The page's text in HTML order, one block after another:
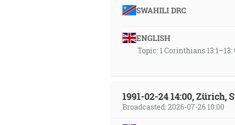
SWAHILI DRC
ENGLISH
Topic: 1 Corinthians
1991-02-24 14:00,
Broadcasted: 2026-07-26 10:00